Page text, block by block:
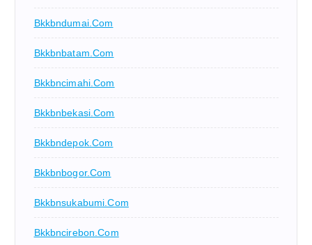
Bkkbndumai.com
Bkkbnbatam.com
Bkkbncimahi.com
Bkkbnbekasi.com
Bkkbndepok.com
Bkkbnbogor.com
Bkkbnsukabumi.com
Bkkbncirebon.com